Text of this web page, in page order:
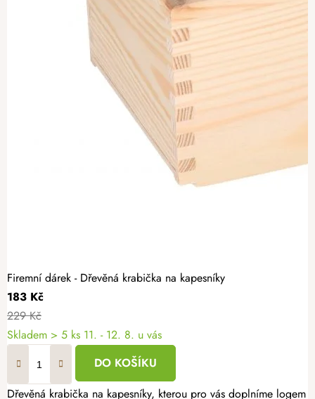
Firemní dárek - Dřevěná krabička na kapesníky
183 Kč
229 Kč
Skladem > 5 ks 11. - 12. 8. u vás
DO KOŠÍKU
Dřevěná krabička na kapesníky, kterou pro vás doplníme